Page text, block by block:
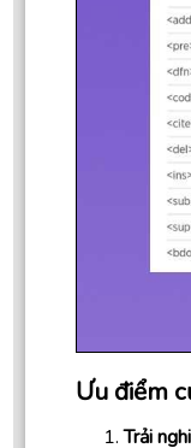
Ưu điểm
Trải